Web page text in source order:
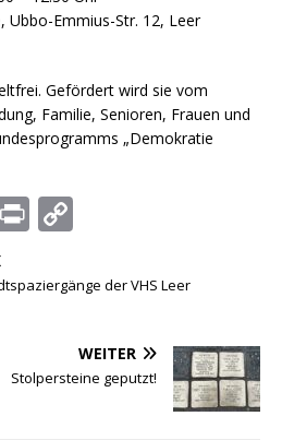
Ubbo-Emmius-Str. 12, Leer
Gefördert wird sie vom
Familie, Senioren, Frauen und
„Demokratie
P
n p
Li
n
der VHS Leer
WEITER
Stolpersteine geputzt!